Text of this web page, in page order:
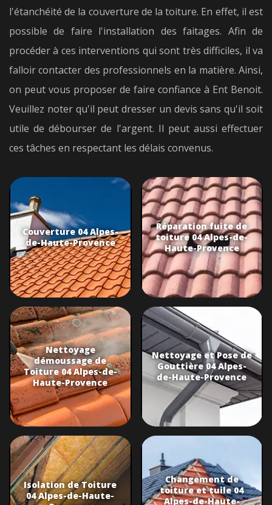
l'étanchéité de la couverture de la toiture. En effet, il est
possible de faire l'installation des faitages. Afin de
procéder à ces interventions qui sont très difficiles, il va
falloir contacter des professionnels en la matière. Ainsi,
on peut vous proposer de faire confiance à Ent Benoit.
Veuillez noter qu'il peut dresser un devis sans qu'il soit
utile de débourser de l'argent. Il peut aussi effectuer
ces tâches en respectant les délais convenus.
Couverture 04 Alpes-
de-Haute-Provence
Réparation fuite de
toiture 04 Alpes-de-
Haute-Provence
Nettoyage
démoussage de
Toiture 04 Alpes-de-
Haute-Provence
Nettoyage et Pose de
Gouttière 04 Alpes-
de-Haute-Provence
Isolation de Toiture
04 Alpes-de-Haute-
Changement de
toiture et tuile 04
Alpes-de-Haute-